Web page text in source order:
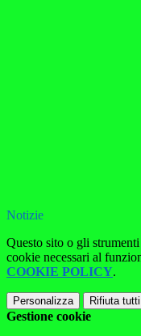
Notizie
Questo sito o gli
cookie necessari al
COOKIE POLICY.
Personalizza Rifiuta tutti
Gestione cookie